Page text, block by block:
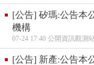
[公告] 矽瑪:公告本
機構
07-24 17:40 公開資訊觀測
[公告] 新產:公告本